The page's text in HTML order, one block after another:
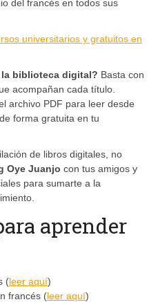
del francés en todos sus
universitarios y gratuitos en
la biblioteca digital? Basta con
acompañan cada título.
archivo PDF para leer desde
forma gratuita en tu
de libros digitales, no
Oye Juanjo con tus amigos y
para sumarte a la
aprender
(leer aquí)
francés (leer aquí)